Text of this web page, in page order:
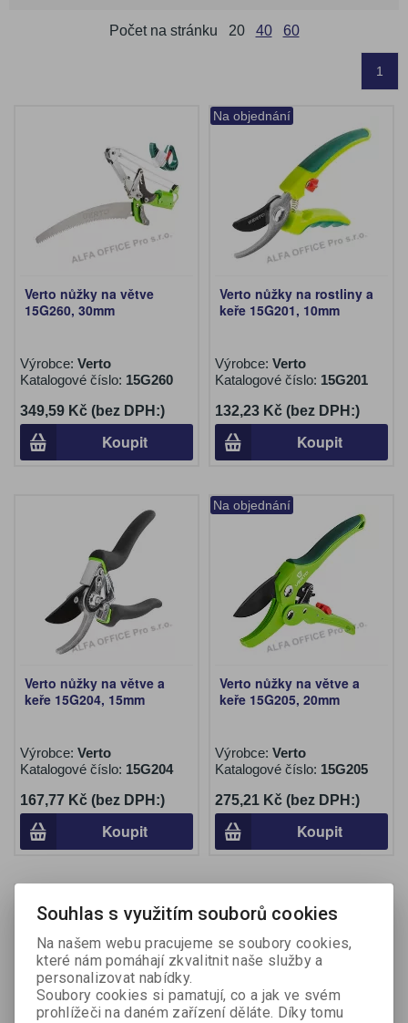
Počet na stránku 20 40 60
1
Verto nůžky na větve
15G260, 30mm
Výrobce: Verto
Katalogové číslo: 15G260
349,59 Kč (bez DPH:)
Koupit
Na objednání
Verto nůžky na rostliny a
keře 15G201, 10mm
Výrobce: Verto
Katalogové číslo: 15G201
132,23 Kč (bez DPH:)
Koupit
Verto nůžky na větve a
keře 15G204, 15mm
Výrobce: Verto
Katalogové číslo: 15G204
167,77 Kč (bez DPH:)
Koupit
Na objednání
Verto nůžky na větve a
keře 15G205, 20mm
Výrobce: Verto
Katalogové číslo: 15G205
275,21 Kč (bez DPH:)
Koupit
Souhlas s využitím souborů cookies
Na našem webu pracujeme se soubory cookies,
které nám pomáhají zkvalitnit naše služby a
personalizovat nabídky.
Soubory cookies si pamatují, co a jak ve svém
prohlížeči na daném zařízení děláte. Díky tomu